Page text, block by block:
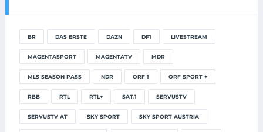
BR DAS ERSTE DAZN DF1 LIVESTREAM
MAGENTASPORT MAGENTATV MDR
MLS SEASON PASS NDR ORF 1 ORF SPORT +
RBB RTL RTL+ SAT.1 SERVUSTV
SERVUSTV AT SKY SPORT SKY SPORT AUSTRIA